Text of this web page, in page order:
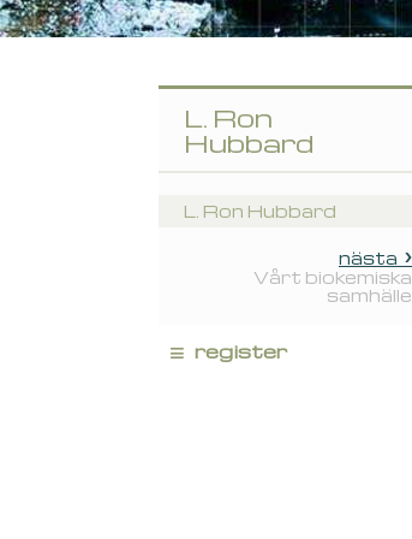
L. Ron
Hubbard
L. Ron Hubbard
nästa
Vårt biokemiska
samhälle
≡ register